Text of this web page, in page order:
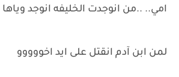
امي.. ..من انوجدت الخليفه انوجد وياها
لمن ابن آدم انقتل على ايد اخووووو